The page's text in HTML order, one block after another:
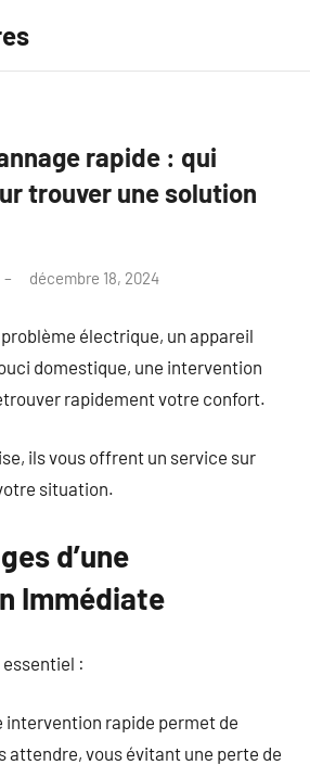
rapide : qui
trouver une solution
décembre 18, 2024
électrique, un appareil
domestique, une intervention
rapidement votre confort.
ils vous offrent un service sur
situation.
d’une
Immédiate
essentiel :
intervention rapide permet de
attendre, vous évitant une perte de